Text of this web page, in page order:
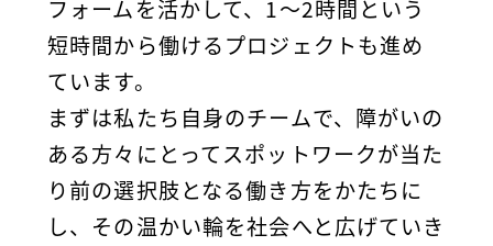
フォームを活かして、1〜2時間という
短時間から働けるプロジェクトも進め
ています。
まずは私たち自身のチームで、障がいの
ある方々にとってスポットワークが当た
り前の選択肢となる働き方をかたちに
し、その温かい輪を社会へと広げていき